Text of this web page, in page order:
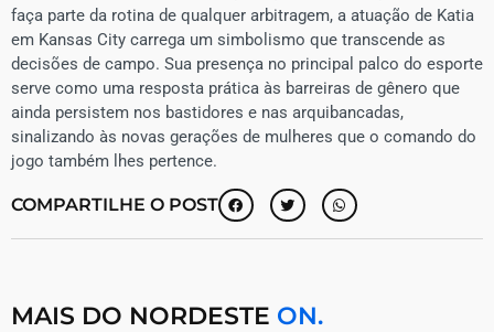
faça parte da rotina de qualquer arbitragem, a atuação de Katia
em Kansas City carrega um simbolismo que transcende as
decisões de campo. Sua presença no principal palco do esporte
serve como uma resposta prática às barreiras de gênero que
ainda persistem nos bastidores e nas arquibancadas,
sinalizando às novas gerações de mulheres que o comando do
jogo também lhes pertence.
COMPARTILHE O POST
MAIS DO NORDESTE ON.